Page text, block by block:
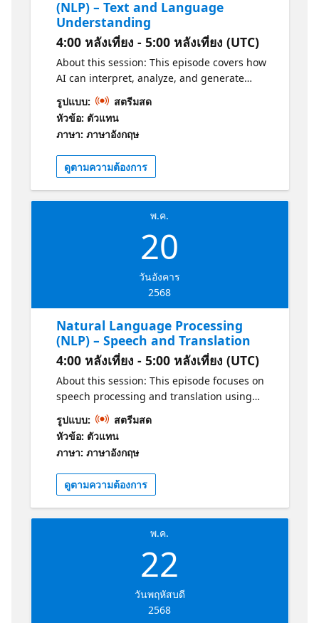
(NLP) – Text and Language
Understanding
4:00 หลังเที่ยง - 5:00 หลังเที่ยง (UTC)
About this session: This episode covers how
AI can interpret, analyze, and generate
human language. Discover Azure services
that enable text, speech, and natural
language processing, with practical
applications in chatbots, sentiment analysis,
and machine translation. Why should I
attend? -Understand the fundamentals of
text analysis with the Language Service. -
Learn the basics of answering questions with
the Language Service. -Explore
conversational language recognition. Get
Certified! Practice: https://aka.ms/AI-
Certification: https://aka.ms/AI-
900AzureAIFundamentalsCertification1
รูปแบบ:
สตรีมสด
หัวข้อ: ตัวแทน
ภาษา: ภาษาอังกฤษ
ดูตามความต้องการ
พ.ค.
20
วันอังคาร
2568
Natural Language Processing
(NLP) – Speech and Translation
4:00 หลังเที่ยง - 5:00 หลังเที่ยง (UTC)
About this session: This episode focuses on
speech processing and translation using
Azure AI Foundry. Learn how AI can convert
speech to text, recognize spoken commands,
and translate languages in real-time. Why
should I attend? -Understand the basics of
Azure AI Foundry Speech. -Learn the
fundamentals of language translation with
Azure AI Foundry. Get Certified! Practice:
https://aka.ms/AI-
900AzureAIFundamentalsPracticeAssessment1
Certification: https://aka.ms/AI-
900AzureAIFundamentalsCertification1
รูปแบบ:
สตรีมสด
หัวข้อ: ตัวแทน
ภาษา: ภาษาอังกฤษ
ดูตามความต้องการ
พ.ค.
22
วันพฤหัสบดี
2568